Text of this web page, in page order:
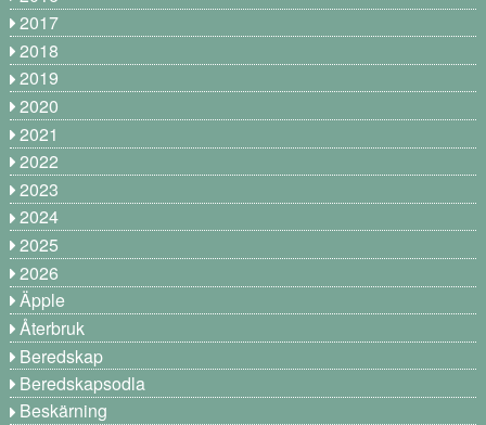
2017
2018
2019
2020
2021
2022
2023
2024
2025
2026
Äpple
Återbruk
Beredskap
Beredskapsodla
Beskärning